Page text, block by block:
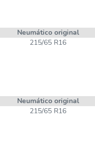
Neumático original
215/65 R16
Neumático original
215/65 R16